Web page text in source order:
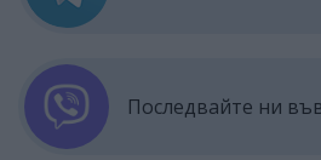
Последвайте ни